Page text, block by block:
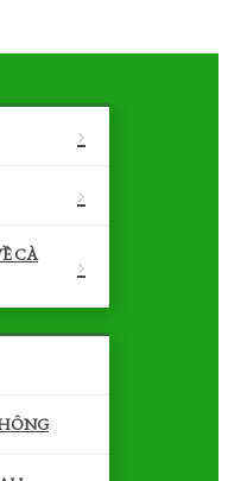
CÀ